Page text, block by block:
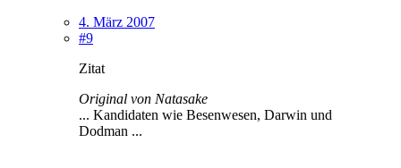
4. März 2007
#9
Zitat
Original von Natasake
... Kandidaten wie Besenwesen, Darwin und
Dodman ...